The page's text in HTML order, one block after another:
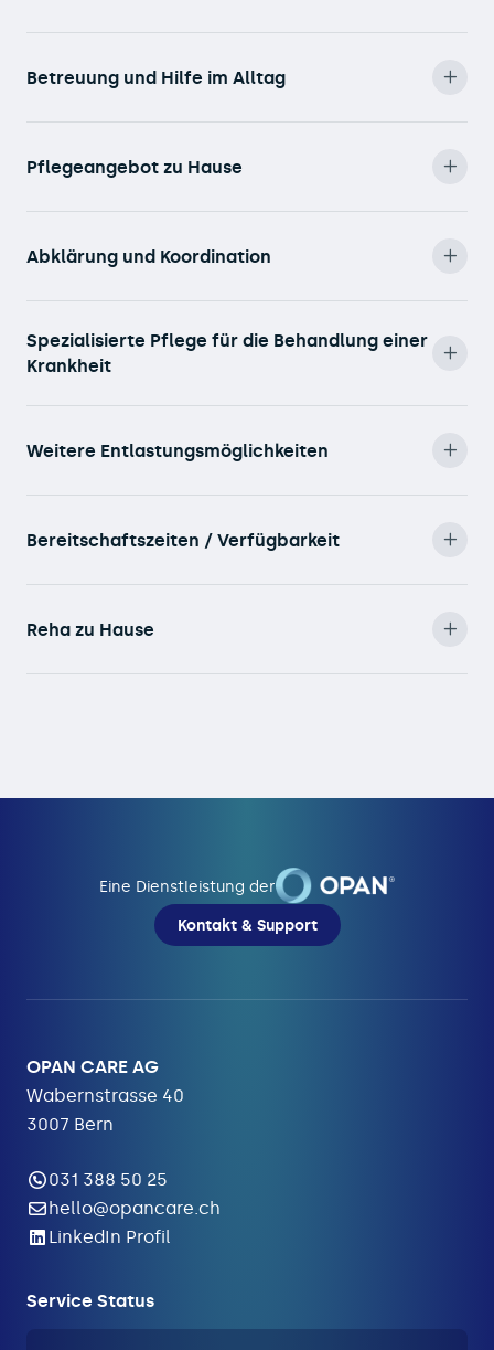
Betreuung und Hilfe im Alltag
Pflegeangebot zu Hause
Abklärung und Koordination
Spezialisierte Pflege für die Behandlung einer
Krankheit
Weitere Entlastungsmöglichkeiten
Bereitschaftszeiten / Verfügbarkeit
Reha zu Hause
Eine Dienstleistung der
Kontakt & Support
OPAN CARE AG
Wabernstrasse 40
3007 Bern
031 388 50 25
hello@opancare.ch
LinkedIn Profil
Service Status